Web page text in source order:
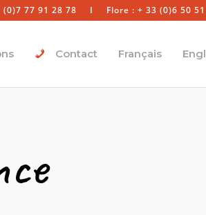
(0)7 77 91 28 78 I Flore : + 33 (0)6 50
Contact Français